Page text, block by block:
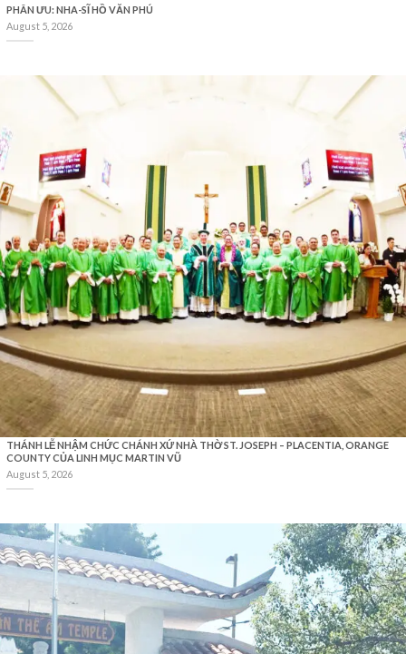
PHÂN ƯU: NHA-SĨ HỒ VĂN PHÚ
August 5, 2026
THÁNH LỄ NHẬM CHỨC CHÁNH XỨ NHÀ THỜ ST. JOSEPH – PLACENTIA, ORANGE
COUNTY CỦA LINH MỤC MARTIN VŨ
August 5, 2026